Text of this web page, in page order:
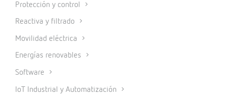
Protección y control
Reactiva y filtrado
Movilidad eléctrica
Energías renovables
Software
IoT Industrial y Automatización